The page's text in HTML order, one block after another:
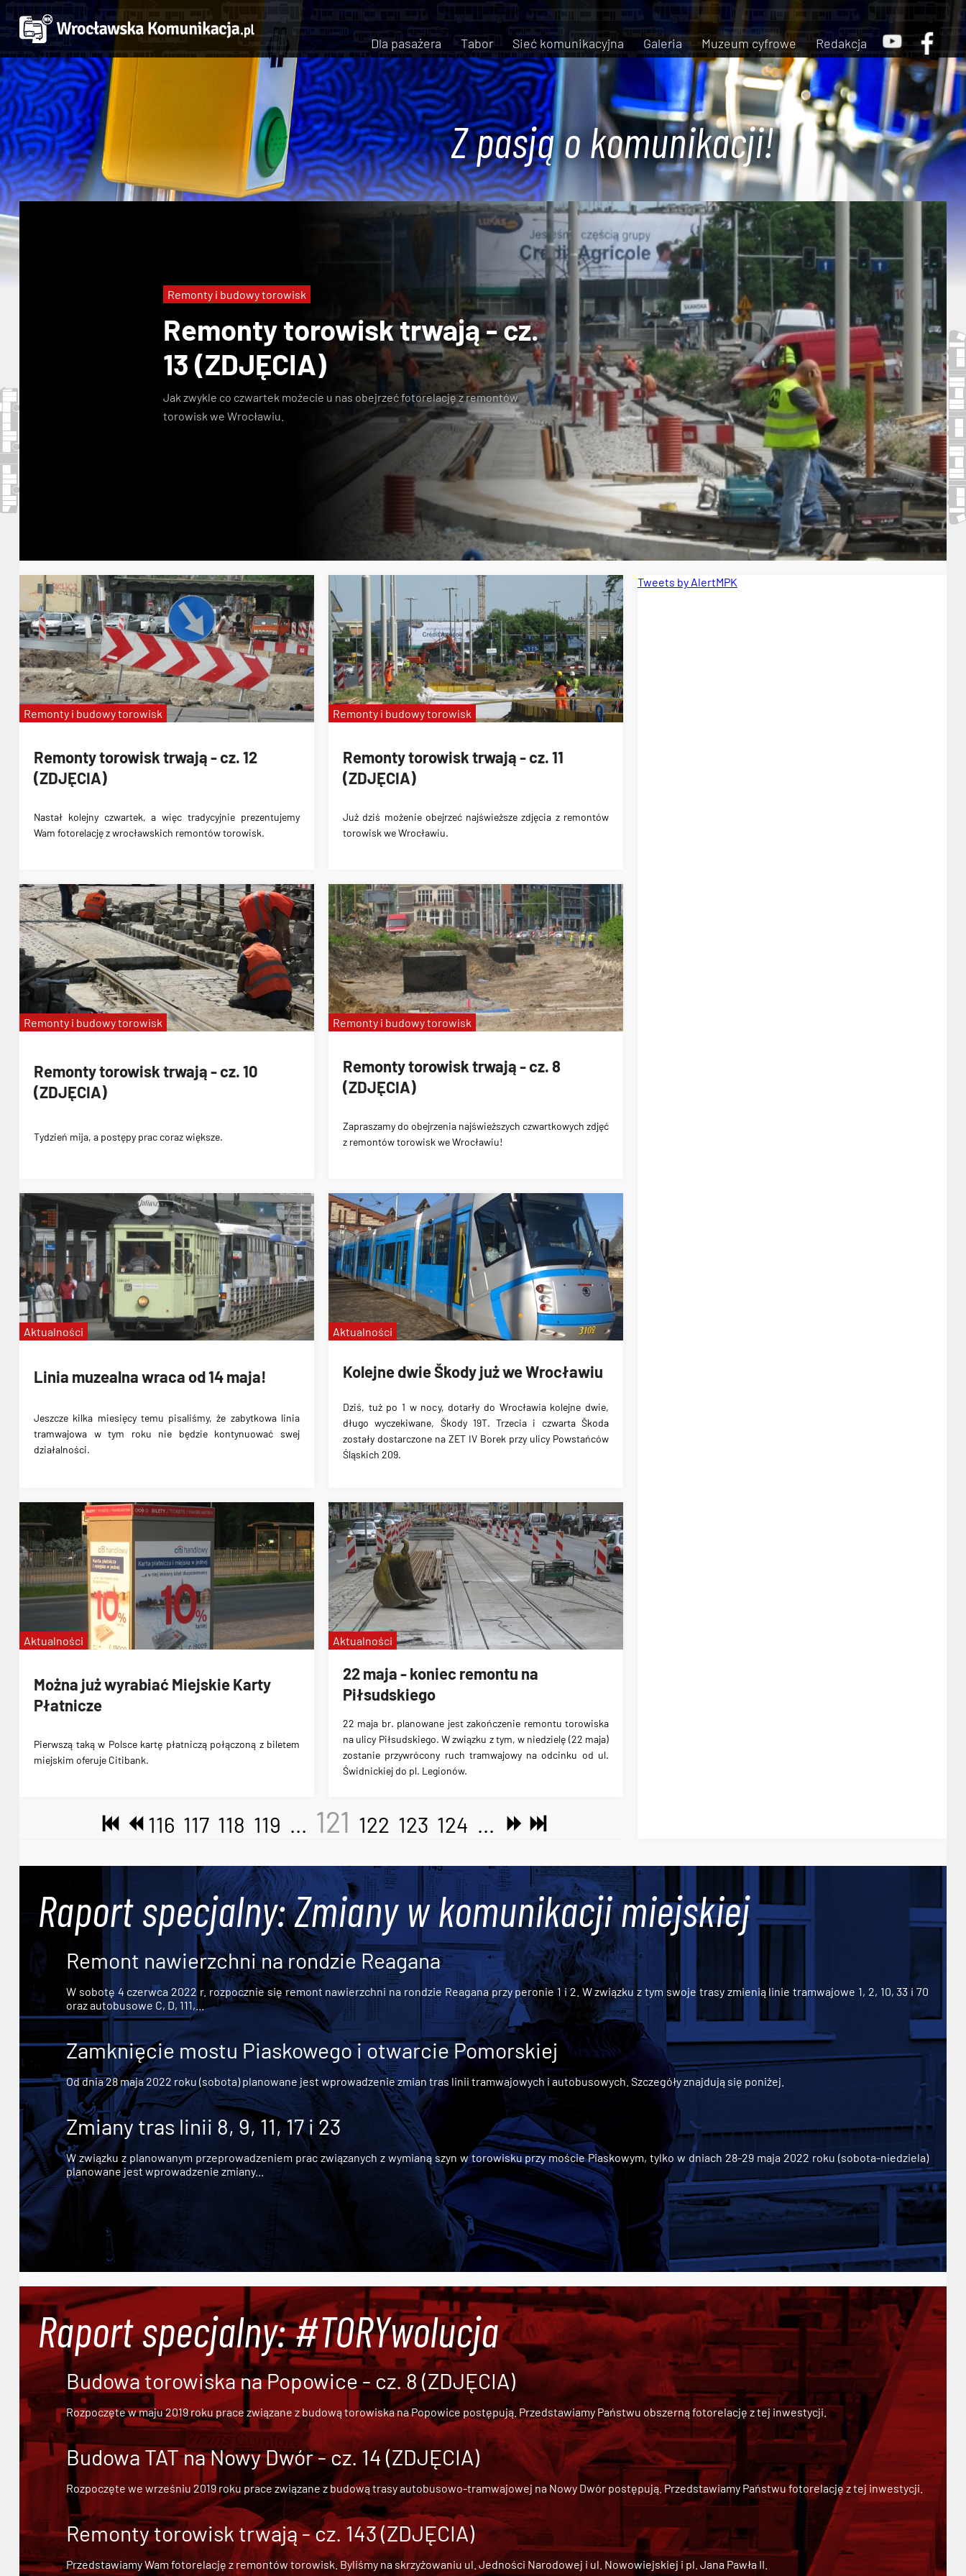
Dla pasażera Tabor Sieć komunikacyjna Galeria Muzeum cyfrowe Redakcja
Z pasją o komunikacji!
Remonty torowisk trwają - cz.
13 (ZDJĘCIA)
Jak zwykle co czwartek możecie u nas obejrzeć fotorelację z remontów
torowisk we Wrocławiu.
Remonty i budowy torowisk
Remonty torowisk trwają - cz. 12
(ZDJĘCIA)
Nastał kolejny czwartek, a więc tradycyjnie prezentujemy
Wam fotorelację z wrocławskich remontów torowisk.
Remonty i budowy torowisk
Remonty torowisk trwają - cz. 11
(ZDJĘCIA)
Już dziś możenie obejrzeć najświeższe zdjęcia z remontów
torowisk we Wrocławiu.
Remonty i budowy torowisk
Remonty torowisk trwają - cz. 10
(ZDJĘCIA)
Tydzień mija, a postępy prac coraz większe.
Remonty i budowy torowisk
Remonty torowisk trwają - cz. 8
(ZDJĘCIA)
Zapraszamy do obejrzenia najświeższych czwartkowych zdjęć
z remontów torowisk we Wrocławiu!
Remonty i budowy torowisk
Linia muzealna wraca od 14 maja!
Jeszcze kilka miesięcy temu pisaliśmy, że zabytkowa linia
tramwajowa w tym roku nie będzie kontynuować swej
działalności.
Aktualności
Kolejne dwie Škody już we Wrocławiu
Dziś, tuż po 1 w nocy, dotarły do Wrocławia kolejne dwie,
długo wyczekiwane, Škody 19T. Trzecia i czwarta Škoda
zostały dostarczone na ZET IV Borek przy ulicy Powstańców
Śląskich 209.
Aktualności
Można już wyrabiać Miejskie Karty
Płatnicze
Pierwszą taką w Polsce kartę płatniczą połączoną z biletem
miejskim oferuje Citibank.
Aktualności
22 maja - koniec remontu na
Piłsudskiego
22 maja br. planowane jest zakończenie remontu torowiska
na ulicy Piłsudskiego. W związku z tym, w niedzielę (22 maja)
zostanie przywrócony ruch tramwajowy na odcinku od ul.
Świdnickiej do pl. Legionów.
Aktualności
116 117 118 119 ... 121 122 123 124 ...
Tweets by AlertMPK
Raport specjalny: Zmiany w komunikacji miejskiej
Remont nawierzchni na rondzie Reagana
W sobotę 4 czerwca 2022 r. rozpocznie się remont nawierzchni na rondzie Reagana przy peronie 1 i 2. W związku z tym swoje trasy zmienią linie tramwajowe 1, 2, 10, 33 i 70
oraz autobusowe C, D, 111,...
Zamknięcie mostu Piaskowego i otwarcie Pomorskiej
Od dnia 28 maja 2022 roku (sobota) planowane jest wprowadzenie zmian tras linii tramwajowych i autobusowych. Szczegóły znajdują się poniżej.
Zmiany tras linii 8, 9, 11, 17 i 23
W związku z planowanym przeprowadzeniem prac związanych z wymianą szyn w torowisku przy moście Piaskowym, tylko w dniach 28-29 maja 2022 roku (sobota-niedziela)
planowane jest wprowadzenie zmiany...
Raport specjalny: #TORYwolucja
Budowa torowiska na Popowice - cz. 8 (ZDJĘCIA)
Rozpoczęte w maju 2019 roku prace związane z budową torowiska na Popowice postępują. Przedstawiamy Państwu obszerną fotorelację z tej inwestycji.
Budowa TAT na Nowy Dwór - cz. 14 (ZDJĘCIA)
Rozpoczęte we wrześniu 2019 roku prace związane zbudową trasy autobusowo-tramwajowej na Nowy Dwórpostępują. Przedstawiamy Państwu fotorelację z tej inwestycji.
Remonty torowisk trwają - cz. 143 (ZDJĘCIA)
Przedstawiamy Wam fotorelację z remontów torowisk. Byliśmy na skrzyżowaniu ul. Jedności Narodowej i ul. Nowowiejskiej i pl. Jana Pawła II.